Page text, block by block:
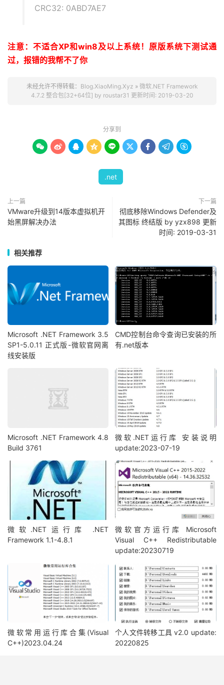
CRC32: 0ABD7AE7
注意：不适合XP和win8及以上系统！原版系统下测试通
过，报错的我帮不了你
未经允许不得转载： Blog.XiaoMing.Xyz » 微软.NET Framework
4.7.2 整合包[32+64位] by roustar31 更新时间: 2019-03-20
分享到
        
.net
上一篇
VMware升级到14版本虚拟机开
始黑屏解决办法
下一篇
彻底移除Windows Defender及
其图标 终结版 by yzx898 更新
时间: 2019-03-31
相关推荐
Microsoft .NET Framework 3.5
SP1-5.0.11 正式版-微软官网离
线安装版
CMD控制台命令查询已安装的所
有.net版本
Microsoft .NET Framework 4.8
Build 3761
微软.NET运行库 安装说明
update:2023-07-19
微软.NET运行库 .NET
Framework 1.1-4.8.1
微软官方运行库 Microsoft
Visual C++ Redistributable
update:20230719
微软常用运行库合集(Visual
C++)2023.04.24
个人文件转移工具 v2.0 update:
20220825